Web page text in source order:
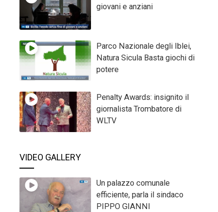
giovani e anziani
Parco Nazionale degli Iblei,
Natura Sicula Basta giochi di
potere
Penalty Awards: insignito il
giornalista Trombatore di
WLTV
VIDEO GALLERY
Un palazzo comunale
efficiente, parla il sindaco
PIPPO GIANNI